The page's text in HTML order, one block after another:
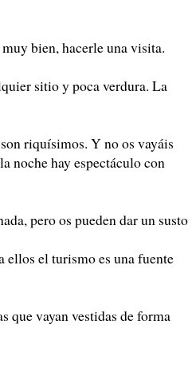
muy bien, hacerle una visita.
sitio y poca verdura. La
riquísimos. Y no os vayáis
noche hay espectáculo con
pero os pueden dar un susto
el turismo es una fuente
que vayan vestidas de forma